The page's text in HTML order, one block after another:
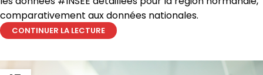
comparativement aux données nationales.
CONTINUER LA LECTURE